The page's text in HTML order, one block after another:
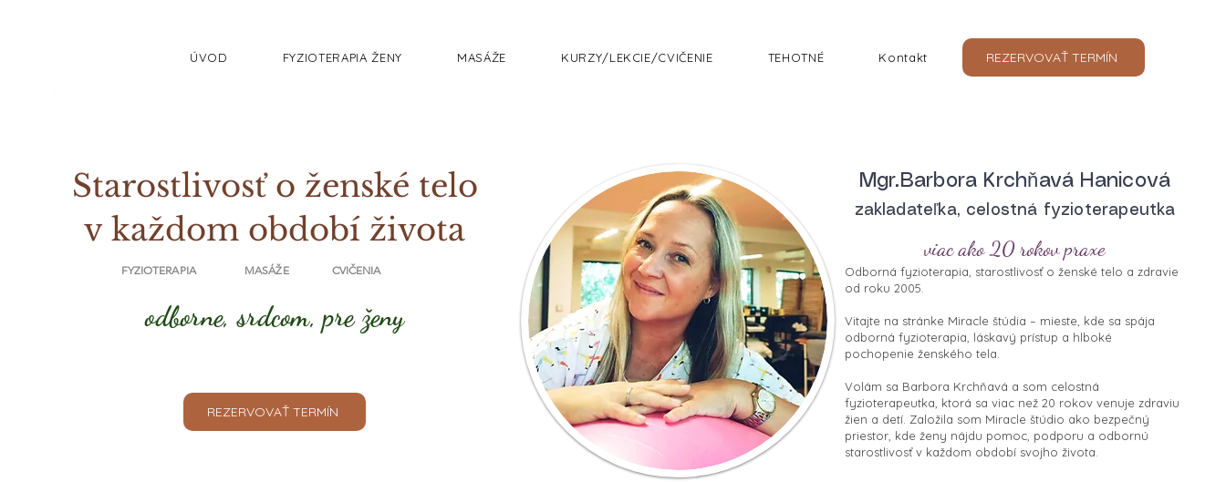
ÚVOD FYZIOTERAPIA ŽENY MASÁŽE KURZY/LEKCIE/CVIČENIE TEHOTNÉ Kontakt REZERVOVAŤ TERMÍN
Starostlivosť o ženské telo
v každom období života
FYZIOTERAPIA MASÁŽE CVIČENIA
odborne, srdcom, pre ženy
REZERVOVAŤ TERMÍN
Mgr.Barbora Krchňavá Hanicová
zakladateľka, celostná fyzioterapeutka
viac ako 20 rokov praxe
Odborná fyzioterapia, starostlivosť o ženské telo a zdravie
od roku 2005.
Vitajte na stránke Miracle štúdia – mieste, kde sa spája
odborná fyzioterapia, láskavý prístup a hlboké
pochopenie ženského tela.
Volám sa Barbora Krchňavá a som celostná
fyzioterapeutka, ktorá sa viac než 20 rokov venuje zdraviu
žien a detí. Založila som Miracle štúdio ako bezpečný
priestor, kde ženy nájdu pomoc, podporu a odbornú
starostlivosť v každom období svojho života.​